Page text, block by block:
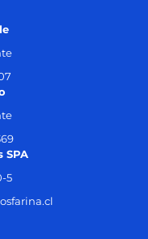
SPA
5